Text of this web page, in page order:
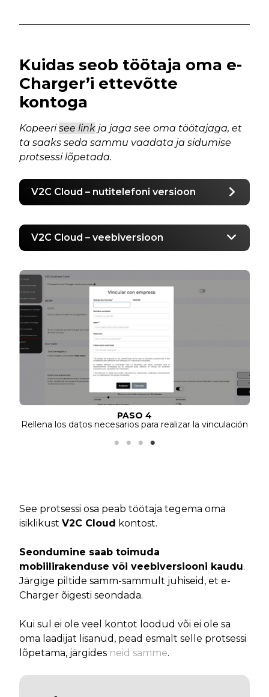
Kuidas seob töötaja oma e-
Charger’i ettevõtte
kontoga
Kopeerisee link ja jaga see oma töötajaga, et
ta saaks seda sammu vaadata ja sidumise
protsessi lõpetada.
V2C Cloud – nutitelefoni versioon
V2C Cloud – veebiversioon
PASO 4
Rellena los datos necesarios para realizar la vinculación
See protsessi osa peab töötaja tegema oma
isiklikust V2C Cloud kontost.
Seondumine saab toimuda
mobiilirakenduse või veebiversiooni kaudu.
Järgige piltide samm-sammult juhiseid, et e-
Charger õigesti seondada.
Kui sul ei ole veel kontot loodud või ei ole sa
oma laadijat lisanud, pead esmalt selle protsessi
lõpetama, järgides neid samme.